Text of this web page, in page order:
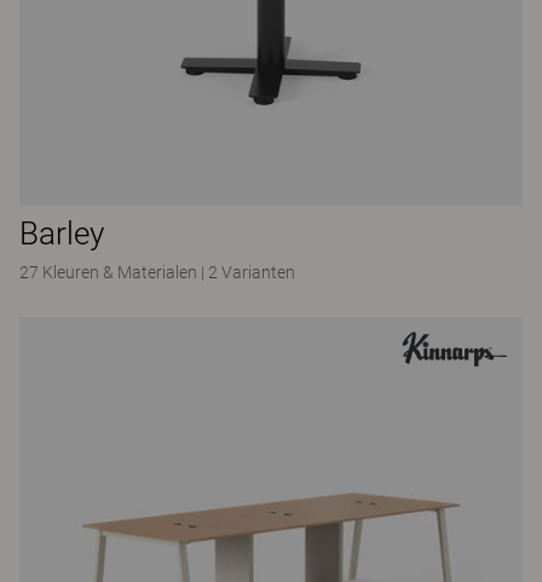
Barley
27 Kleuren & Materialen | 2 Varianten